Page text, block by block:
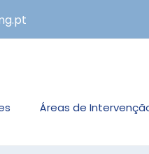
Áreas de